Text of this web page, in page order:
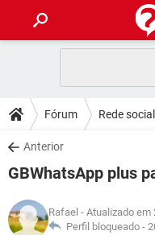
CELULAR
OUTLOOK
INSTAGRAM
GUIA DE COMPRAS
DICAS
JOGOS
INSTAGRAM
DOWNLOADS
JOGOS
CELULAR
OUTLOOK
JOGOS
GLOSSÁRIO
Fórum Rede social
Anterior
GBWhatsApp plus
Rafael - Atualizado em
Perfil bloqueado -